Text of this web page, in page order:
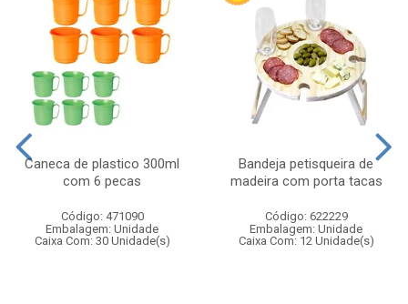
Caneca de plastico 300ml
com 6 pecas
Código: 471090
Embalagem: Unidade
Caixa Com: 30 Unidade(s)
Bandeja petisqueira de
madeira com porta tacas
Código: 622229
Embalagem: Unidade
Caixa Com: 12 Unidade(s)